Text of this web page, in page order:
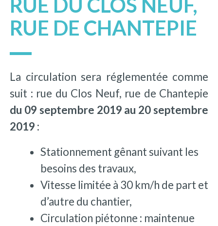
RUE DU CLOS NEUF,
RUE DE CHANTEPIE
La circulation sera réglementée comme
suit : rue du Clos Neuf, rue de Chantepie
du 09 septembre 2019 au 20 septembre
2019 :
Stationnement gênant suivant les
besoins des travaux,
Vitesse limitée à 30 km/h de part et
d’autre du chantier,
Circulation piétonne : maintenue